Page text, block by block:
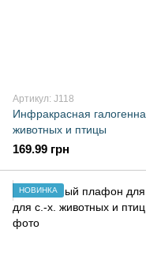
Артикул: J118
Инфракрасная
животных и птицы
169.99 грн
НОВИНКА